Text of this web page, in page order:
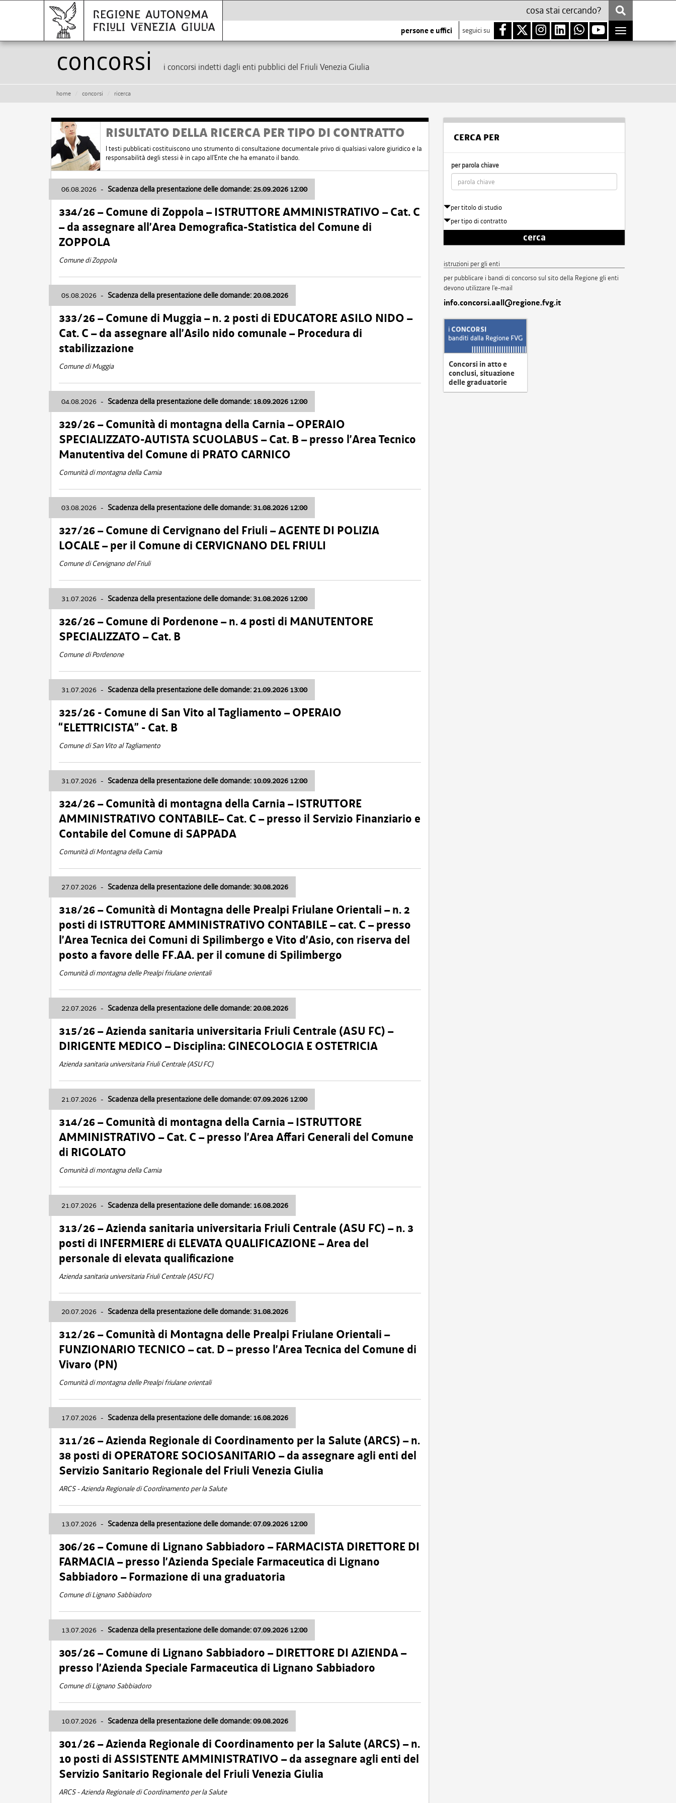
persone e uffici seguici su
Toggle
navigation
Concorsi i concorsi indetti dagli enti pubblici del Friuli Venezia Giulia
home concorsi ricerca
RISULTATO DELLA RICERCA PER TIPO DI CONTRATTO
I testi pubblicati costituiscono uno strumento di consultazione documentale privo di qualsiasi valore giuridico e la
responsabilità degli stessi è in capo all'Ente che ha emanato il bando.
06.08.2026 - Scadenza della presentazione delle domande: 25.09.2026 12:00
334/26 – Comune di Zoppola – ISTRUTTORE AMMINISTRATIVO – Cat. C
– da assegnare all’Area Demografica-Statistica del Comune di
ZOPPOLA
Comune di Zoppola
05.08.2026 - Scadenza della presentazione delle domande: 20.08.2026
333/26 – Comune di Muggia – n. 2 posti di EDUCATORE ASILO NIDO –
Cat. C – da assegnare all’Asilo nido comunale – Procedura di
stabilizzazione
Comune di Muggia
04.08.2026 - Scadenza della presentazione delle domande: 18.09.2026 12:00
329/26 – Comunità di montagna della Carnia – OPERAIO
SPECIALIZZATO-AUTISTA SCUOLABUS – Cat. B – presso l’Area Tecnico
Manutentiva del Comune di PRATO CARNICO
Comunità di montagna della Carnia
03.08.2026 - Scadenza della presentazione delle domande: 31.08.2026 12:00
327/26 – Comune di Cervignano del Friuli – AGENTE DI POLIZIA
LOCALE – per il Comune di CERVIGNANO DEL FRIULI
Comune di Cervignano del Friuli
31.07.2026 - Scadenza della presentazione delle domande: 31.08.2026 12:00
326/26 – Comune di Pordenone – n. 4 posti di MANUTENTORE
SPECIALIZZATO – Cat. B
Comune di Pordenone
31.07.2026 - Scadenza della presentazione delle domande: 21.09.2026 13:00
325/26 - Comune di San Vito al Tagliamento – OPERAIO
“ELETTRICISTA” - Cat. B
Comune di San Vito al Tagliamento
31.07.2026 - Scadenza della presentazione delle domande: 10.09.2026 12:00
324/26 – Comunità di montagna della Carnia – ISTRUTTORE
AMMINISTRATIVO CONTABILE– Cat. C – presso il Servizio Finanziario e
Contabile del Comune di SAPPADA
Comunità di Montagna della Carnia
27.07.2026 - Scadenza della presentazione delle domande: 30.08.2026
318/26 – Comunità di Montagna delle Prealpi Friulane Orientali – n. 2
posti di ISTRUTTORE AMMINISTRATIVO CONTABILE – cat. C – presso
l’Area Tecnica dei Comuni di Spilimbergo e Vito d’Asio, con riserva del
posto a favore delle FF.AA. per il comune di Spilimbergo
Comunità di montagna delle Prealpi friulane orientali
22.07.2026 - Scadenza della presentazione delle domande: 20.08.2026
315/26 – Azienda sanitaria universitaria Friuli Centrale (ASU FC) –
DIRIGENTE MEDICO – Disciplina: GINECOLOGIA E OSTETRICIA
Azienda sanitaria universitaria Friuli Centrale (ASU FC)
21.07.2026 - Scadenza della presentazione delle domande: 07.09.2026 12:00
314/26 – Comunità di montagna della Carnia – ISTRUTTORE
AMMINISTRATIVO – Cat. C – presso l’Area Affari Generali del Comune
di RIGOLATO
Comunità di montagna della Carnia
21.07.2026 - Scadenza della presentazione delle domande: 16.08.2026
313/26 – Azienda sanitaria universitaria Friuli Centrale (ASU FC) – n. 3
posti di INFERMIERE di ELEVATA QUALIFICAZIONE – Area del
personale di elevata qualificazione
Azienda sanitaria universitaria Friuli Centrale (ASU FC)
20.07.2026 - Scadenza della presentazione delle domande: 31.08.2026
312/26 – Comunità di Montagna delle Prealpi Friulane Orientali –
FUNZIONARIO TECNICO – cat. D – presso l’Area Tecnica del Comune di
Vivaro (PN)
Comunità di montagna delle Prealpi friulane orientali
17.07.2026 - Scadenza della presentazione delle domande: 16.08.2026
311/26 – Azienda Regionale di Coordinamento per la Salute (ARCS) – n.
38 posti di OPERATORE SOCIOSANITARIO – da assegnare agli enti del
Servizio Sanitario Regionale del Friuli Venezia Giulia
ARCS - Azienda Regionale di Coordinamento per la Salute
13.07.2026 - Scadenza della presentazione delle domande: 07.09.2026 12:00
306/26 – Comune di Lignano Sabbiadoro – FARMACISTA DIRETTORE DI
FARMACIA – presso l’Azienda Speciale Farmaceutica di Lignano
Sabbiadoro – Formazione di una graduatoria
Comune di Lignano Sabbiadoro
13.07.2026 - Scadenza della presentazione delle domande: 07.09.2026 12:00
305/26 – Comune di Lignano Sabbiadoro – DIRETTORE DI AZIENDA –
presso l’Azienda Speciale Farmaceutica di Lignano Sabbiadoro
Comune di Lignano Sabbiadoro
10.07.2026 - Scadenza della presentazione delle domande: 09.08.2026
301/26 – Azienda Regionale di Coordinamento per la Salute (ARCS) – n.
10 posti di ASSISTENTE AMMINISTRATIVO – da assegnare agli enti del
Servizio Sanitario Regionale del Friuli Venezia Giulia
ARCS - Azienda Regionale di Coordinamento per la Salute
CERCA PER
per parola chiave
per titolo di studio
per tipo di contratto
cerca
istruzioni per gli enti
per pubblicare i bandi di concorso sul sito della Regione gli enti
devono utilizzare l'e-mail
info.concorsi.aall@regione.fvg.it
Concorsi in atto e
conclusi, situazione
delle graduatorie